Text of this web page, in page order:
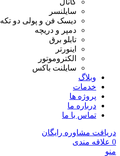
سایلنسر
دیسک فن و پولی دو تکه
دمپر و دریچه
تابلو برق
اینورتر
الکتروموتور
سایلنت باکس
وبلاگ
خدمات
پروژه ها
درباره ما
تماس با ما
دریافت مشاوره رایگان
0 علاقه مندی
منو